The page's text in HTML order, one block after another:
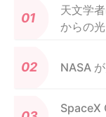
天文学
からの
NASA
SpaceX